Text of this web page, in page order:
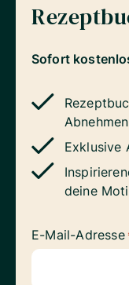
Sofort
Abnehmen
Exklusive
deine
E-Mail-Adresse